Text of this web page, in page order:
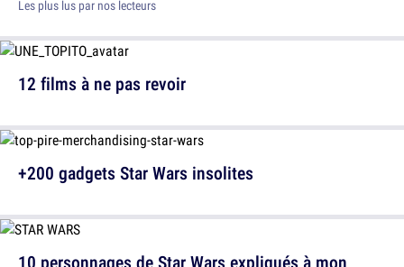
Les plus lus par nos lecteurs
12 films à ne pas revoir
10 personnages de Star Wars expliqués à mon
+200 gadgets Star Wars insolites